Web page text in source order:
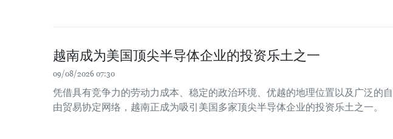
越南成为美国顶尖半导体企业的投资乐土之一
09/08/2026 07:30
凭借具有竞争力的劳动力成本、稳定的政治环境、优越的地理位置以及广泛的自
由贸易协定网络，越南正成为吸引美国多家顶尖半导体企业的投资乐土之一。